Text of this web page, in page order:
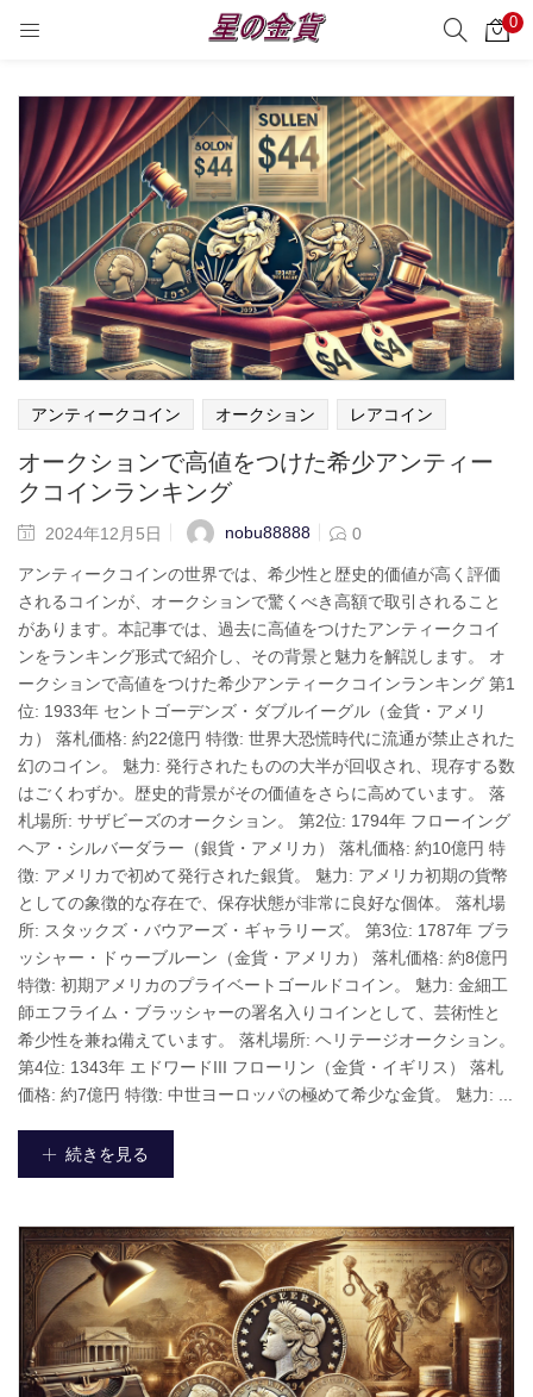
0
サーチ
アンティークコイン オークション レアコイン
オークションで高値をつけた希少アンティー
クコインランキング
2024年12月5日 nobu88888 0
アンティークコインの世界では、希少性と歴史的価値が高く評価
されるコインが、オークションで驚くべき高額で取引されること
があります。本記事では、過去に高値をつけたアンティークコイ
ンをランキング形式で紹介し、その背景と魅力を解説します。 オ
ークションで高値をつけた希少アンティークコインランキング 第1
位: 1933年 セントゴーデンズ・ダブルイーグル（金貨・アメリ
カ） 落札価格: 約22億円 特徴: 世界大恐慌時代に流通が禁止された
幻のコイン。 魅力: 発行されたものの大半が回収され、現存する数
はごくわずか。歴史的背景がその価値をさらに高めています。 落
札場所: サザビーズのオークション。 第2位: 1794年 フローイング
ヘア・シルバーダラー（銀貨・アメリカ） 落札価格: 約10億円 特
徴: アメリカで初めて発行された銀貨。 魅力: アメリカ初期の貨幣
としての象徴的な存在で、保存状態が非常に良好な個体。 落札場
所: スタックズ・バウアーズ・ギャラリーズ。 第3位: 1787年 ブラ
ッシャー・ドゥーブルーン（金貨・アメリカ） 落札価格: 約8億円
特徴: 初期アメリカのプライベートゴールドコイン。 魅力: 金細工
師エフライム・ブラッシャーの署名入りコインとして、芸術性と
希少性を兼ね備えています。 落札場所: ヘリテージオークション。
第4位: 1343年 エドワードIII フローリン（金貨・イギリス） 落札
価格: 約7億円 特徴: 中世ヨーロッパの極めて希少な金貨。 魅力: ...
続きを見る
Enter your username and password to login.
Remember me
Login